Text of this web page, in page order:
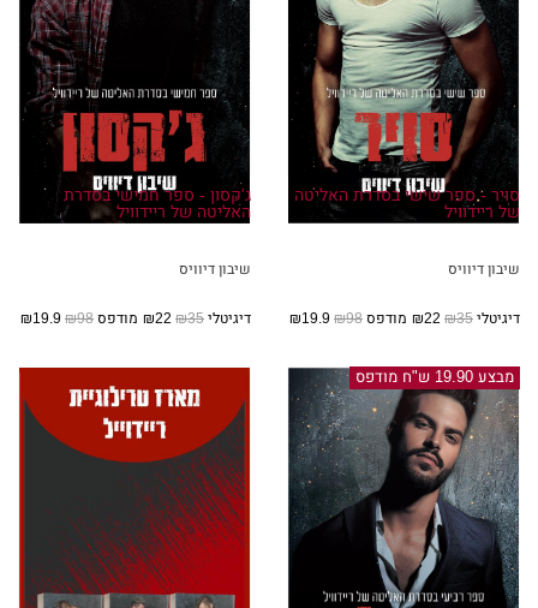
סויר - ספר שישי בסדרת האליטה
של ריידוויל
שיבון דיוויס
דיגיטלי₪35 מודפס₪98
ג'קסון - ספר חמישי בסדרת
האליטה של ריידוויל
שיבון דיוויס
דיגיטלי₪35 מודפס₪98
מבצע 19.90 ש"ח מודפס